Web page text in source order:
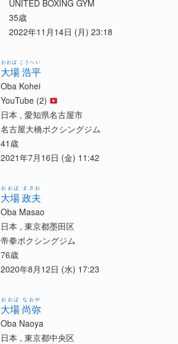
UNITED BOXING GYM
35歳
2022年11月14日 (月) 23:18
大場 浩平
おおば こうへい
Oba Kohei
YouTube (2)
日本 , 愛知県名古屋市
名古屋大橋ボクシングジム
41歳
2021年7月16日 (金) 11:42
大場 政夫
おおば まさお
Oba Masao
日本 , 東京都墨田区
帝拳ボクシングジム
76歳
2020年8月12日 (水) 17:23
大場 尚弥
おおば なおや
Oba Naoya
日本 , 東京都中央区